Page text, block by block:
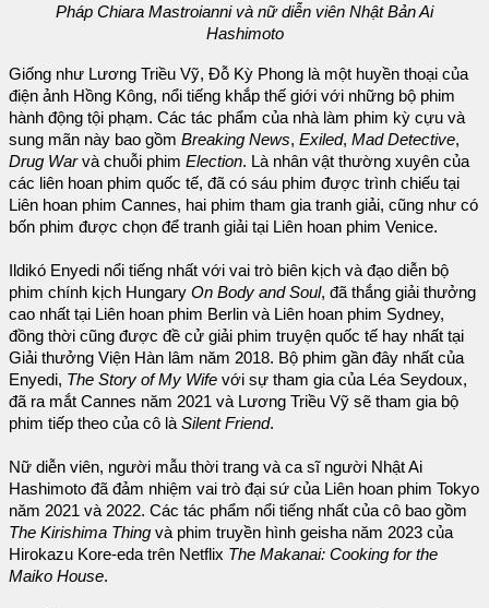
Pháp Chiara Mastroianni và nữ diễn viên Nhật Bản Ai
Hashimoto
Giống như Lương Triều Vỹ, Đỗ Kỳ Phong là một huyền thoại của
điện ảnh Hồng Kông, nổi tiếng khắp thế giới với những bộ phim
hành động tội phạm. Các tác phẩm của nhà làm phim kỳ cựu và
sung mãn này bao gồm Breaking News, Exiled, Mad Detective,
Drug Warvà chuỗi phim Election. Là nhân vật thường xuyên của
các liên hoan phim quốc tế, đã có sáu phim được trình chiếu tại
Liên hoan phim Cannes, hai phim tham gia tranh giải, cũng như có
bốn phim được chọn để tranh giải tại Liên hoan phim Venice.
Ildikó Enyedi nổi tiếng nhất với vai trò biên kịch và đạo diễn bộ
phim chính kịch Hungary On Body and Soul, đã thắng giải thưởng
cao nhất tại Liên hoan phim Berlin và Liên hoan phim Sydney,
đồng thời cũng được đề cử giải phim truyện quốc tế hay nhất tại
Giải thưởng Viện Hàn lâm năm 2018. Bộ phim gần đây nhất của
Enyedi, The Story of My Wife với sự tham gia của Léa Seydoux,
đã ra mắt Cannes năm 2021 và Lương Triều Vỹ sẽ tham gia bộ
phim tiếp theo của cô là Silent Friend.
Nữ diễn viên, người mẫu thời trang và ca sĩ người Nhật Ai
Hashimoto đã đảm nhiệm vai trò đại sứ của Liên hoan phim Tokyo
năm 2021 và 2022. Các tác phẩm nổi tiếng nhất của cô bao gồm
The Kirishima Thing và phim truyền hình geisha năm 2023 của
Hirokazu Kore-eda trên Netflix The Makanai: Cooking for the
Maiko House.